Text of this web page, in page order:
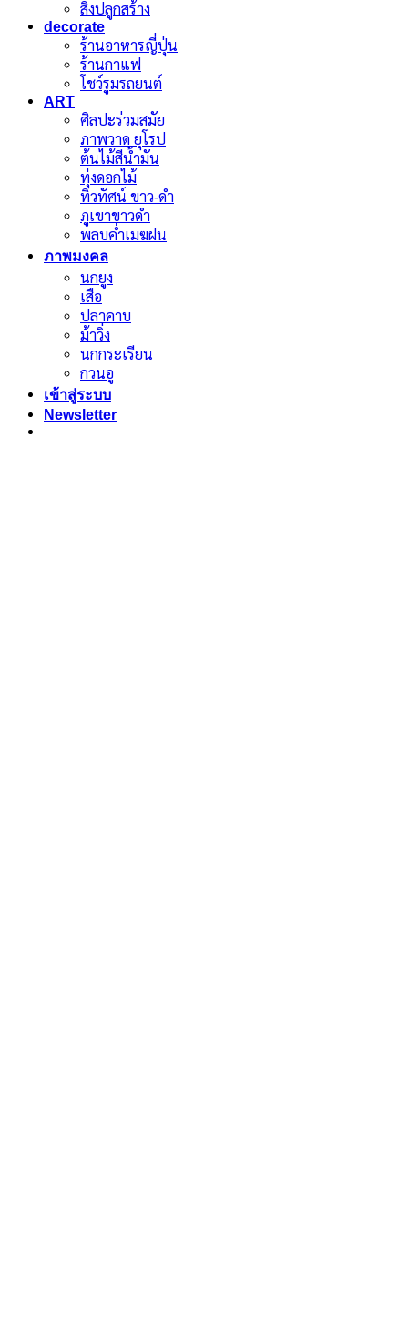
สิ่งปลูกสร้าง
decorate
ร้านอาหารญี่ปุ่น
ร้านกาแฟ
โชว์รูมรถยนต์
ART
ศิลปะร่วมสมัย
ภาพวาด ยุโรป
ต้นไม้สีน้ำมัน
ทุ่งดอกไม้
ทิวทัศน์ ขาว-ดำ
ภูเขาขาวดำ
พลบค่ำเมฆฝน
ภาพมงคล
นกยูง
เสือ
ปลาคาบ
ม้าวิ่ง
นกกระเรียน
กวนอู
เข้าสู่ระบบ
Newsletter